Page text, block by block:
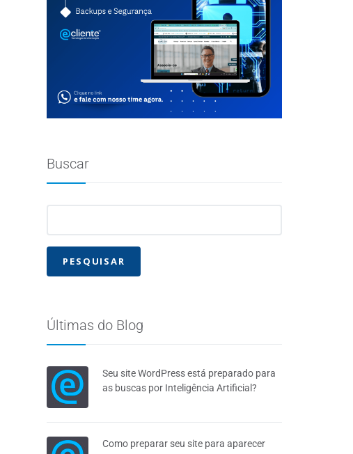
Buscar
Últimas do Blog
Seu site WordPress está preparado para
as buscas por Inteligência Artificial?
Como preparar seu site para aparecer